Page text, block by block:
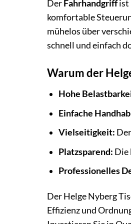
Der Fahrhandgriffist
komfortable
mühelos über
schnell und einfach
Warum der
Hohe
Einfache
Vielseitigkeit:
Platzsparend: Die
Professionelles
Der Helge Nyberg
Effizienz und